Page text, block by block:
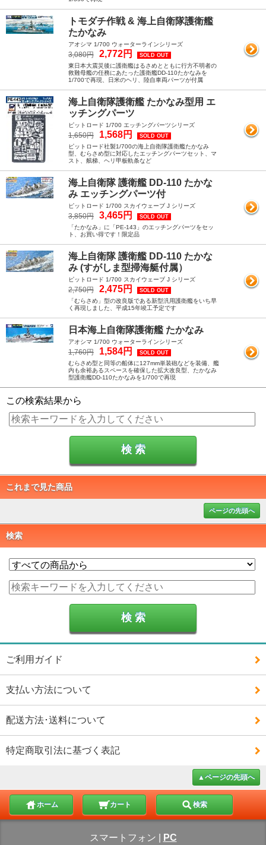
トモダチ作戦 & 海上自衛隊護衛艦
たかなみ
アオシマ 1/700 ウォーターラインシリーズ
3,080円 2,772円 SOLD OUT
東日本大震災後に護衛艦はるさめとともに行方不明者の
救難母艦の任務にあたった護衛艦DD-110たかなみを
1/700で再現、日米のヘリ、陸自車両パーツが付属
海上自衛隊護衛艦 たかなみ型用 エ
ッチングパーツ
ピットロード 1/700 エッチングパーツシリーズ
1,650円 1,568円 SOLD OUT
ピットロード社製1/700の海上自衛隊護衛艦たかなみ
型、むらさめ型に対応したエッチングパーツセット、マ
スト、舷梯、ヘリ甲板軌条など
海上自衛隊 護衛艦 DD-110 たかな
み エッチングパーツ付
ピットロード 1/700 スカイウェーブ J シリーズ
3,850円 3,465円 SOLD OUT
「たかなみ」に「PE-143」のエッチングパーツをセッ
ト、お買い得です！限定品
海上自衛隊 護衛艦 DD-110 たかな
み (すがしま型掃海艇付属）
ピットロード 1/700 スカイウェーブ J シリーズ
2,750円 2,475円 SOLD OUT
「むらさめ」型の改良版である新型汎用護衛艦をいち早
く再現しました、平成15年竣工予定です
日本海上自衛隊護衛艦 たかなみ
アオシマ 1/700 ウォーターラインシリーズ
1,760円 1,584円 SOLD OUT
むらさめ型と同等の船体に127mm単装砲などを装備、艦
内も余裕あるスペースを確保した拡大改良型、たかなみ
型護衛艦DD-110たかなみを1/700で再現
この検索結果から
これまで見た商品
ページの先頭へ
検索
ご利用ガイド
支払い方法について
配送方法･送料について
特定商取引法に基づく表記
▲ページの先頭へ
ホーム カート 検索
スマートフォン PC